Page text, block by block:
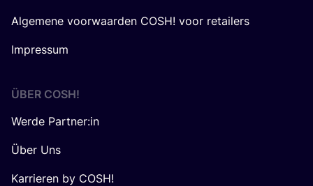
Algemene voorwaarden COSH! voor retailers
Impressum
ÜBER COSH!
Werde Partner:in
Über Uns
Karrieren by COSH!